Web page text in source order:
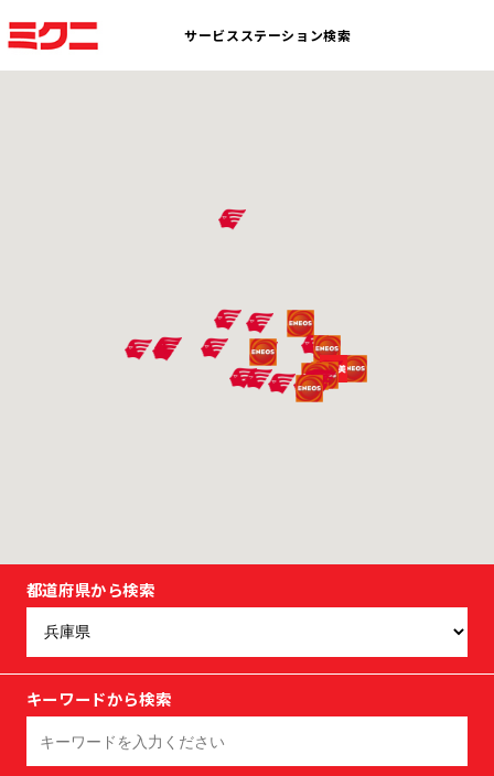
サービスステーション検索
都道府県から検索
キーワードから検索